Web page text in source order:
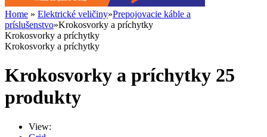
Home » Elektrické veličiny»Prepojovacie káble a
príslušenstvo»Krokosvorky a príchytky
Krokosvorky a príchytky
Krokosvorky a príchytky
Krokosvorky a príchytky 25
produkty
View: